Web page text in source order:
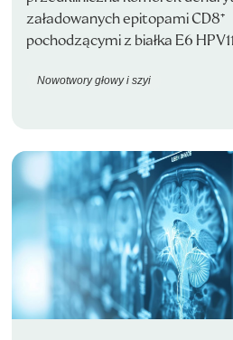
załadowanych epitopami CD8⁺
pochodzącymi z białka E6 HPV11
Nowotwory głowy i szyi